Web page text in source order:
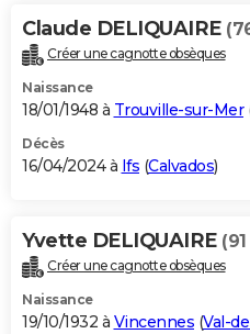
Claude DELIQUAIRE
Créer une cagnotte obsèques
Naissance
18/01/1948 à Trouville-sur-Mer
Décès
16/04/2024 à Ifs (Calvados)
Yvette DELIQUAIRE
Créer une cagnotte obsèques
Naissance
19/10/1932 à Vincennes (Val-